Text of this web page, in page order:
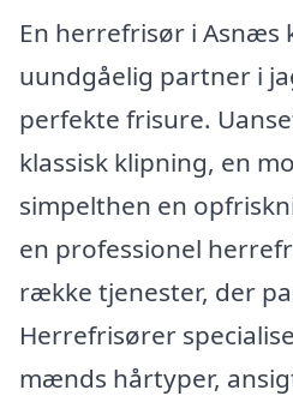
En herrefrisør i Asnæs
uundgåelig partner i
perfekte frisure.
klassisk klipning, en
simpelthen en
en professionel
række tjenester, der
Herrefrisører
mænds hårtyper,